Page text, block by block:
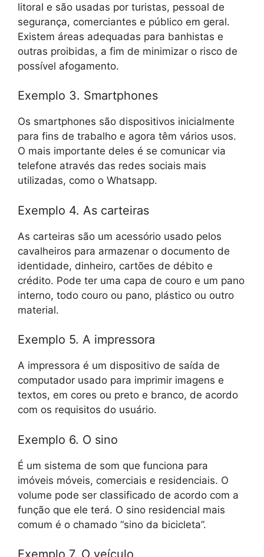
litoral e são usadas por turistas, pessoal de
segurança, comerciantes e público em geral.
Existem áreas adequadas para banhistas e
outras proibidas, a fim de minimizar o risco de
possível afogamento.
Exemplo 3. Smartphones
Os smartphones são dispositivos inicialmente
para fins de trabalho e agora têm vários usos.
O mais importante deles é se comunicar via
telefone através das redes sociais mais
utilizadas, como o Whatsapp.
Exemplo 4. As carteiras
As carteiras são um acessório usado pelos
cavalheiros para armazenar o documento de
identidade, dinheiro, cartões de débito e
crédito. Pode ter uma capa de couro e um pano
interno, todo couro ou pano, plástico ou outro
material.
Exemplo 5. A impressora
A impressora é um dispositivo de saída de
computador usado para imprimir imagens e
textos, em cores ou preto e branco, de acordo
com os requisitos do usuário.
Exemplo 6. O sino
É um sistema de som que funciona para
imóveis móveis, comerciais e residenciais. O
volume pode ser classificado de acordo com a
função que ele terá. O sino residencial mais
comum é o chamado “sino da bicicleta”.
Exemplo 7. O veículo